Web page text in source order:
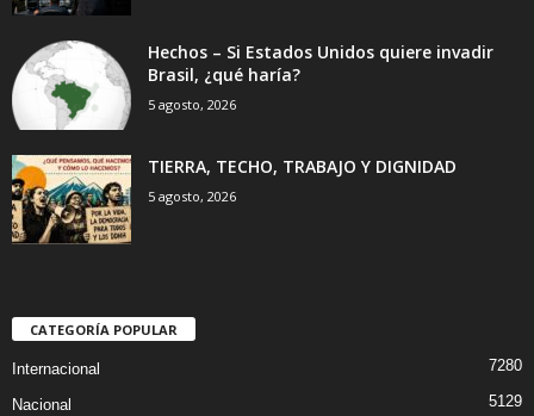
Hechos – Si Estados Unidos quiere invadir
Brasil, ¿qué haría?
5 agosto, 2026
TIERRA, TECHO, TRABAJO Y DIGNIDAD
5 agosto, 2026
CATEGORÍA POPULAR
Internacional 7280
Nacional 5129